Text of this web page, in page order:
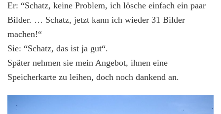
Er: “Schatz, keine Problem, ich lösche einfach ein paar
Bilder. … Schatz, jetzt kann ich wieder 31 Bilder
machen!“
Sie: “Schatz, das ist ja gut“.
Später nehmen sie mein Angebot, ihnen eine
Speicherkarte zu leihen, doch noch dankend an.